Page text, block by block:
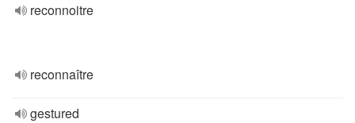
reconnoitre
reconnaître
gestured